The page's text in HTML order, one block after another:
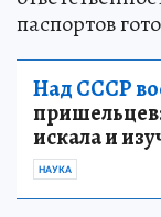
паспортов
Над СССР
пришельцев:
искала и
НАУКА